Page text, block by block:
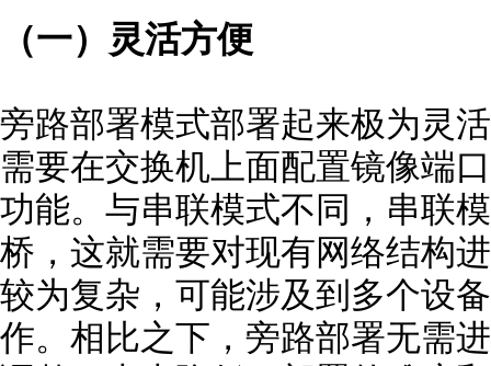
（一）灵活方便
旁路部署模式部署起来极为灵
需要在交换机上面配置镜像端
功能。与串联模式不同，串联
桥，这就需要对现有网络结构
较为复杂，可能涉及到多个设
作。相比之下，旁路部署无需